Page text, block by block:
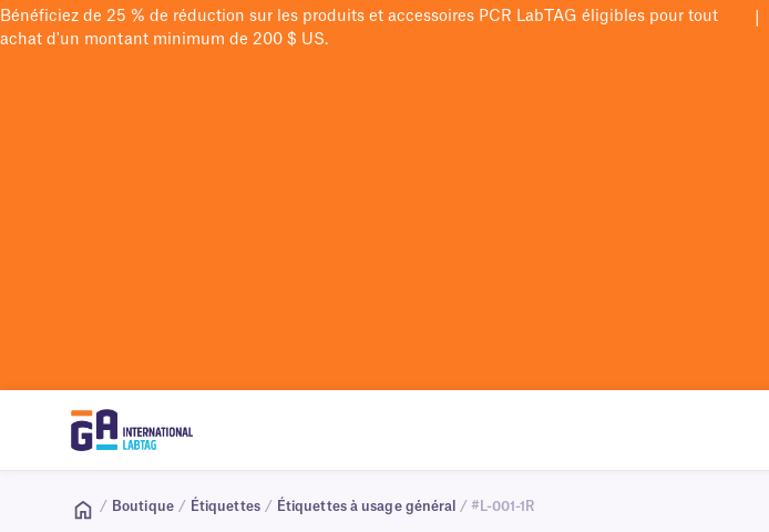
Bénéficiez de 25 % de réduction sur les produits et accessoires PCR LabTAG éligibles pour tout
achat d'un montant minimum de 200 $ US.
/ Boutique / Étiquettes / Étiquettes à usage général / #L-001-1R